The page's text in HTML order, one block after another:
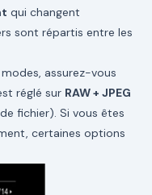
qui changent
sont répartis entre les
assurez-vous
réglé sur RAW + JPEG
fichier). Si vous êtes
certaines options